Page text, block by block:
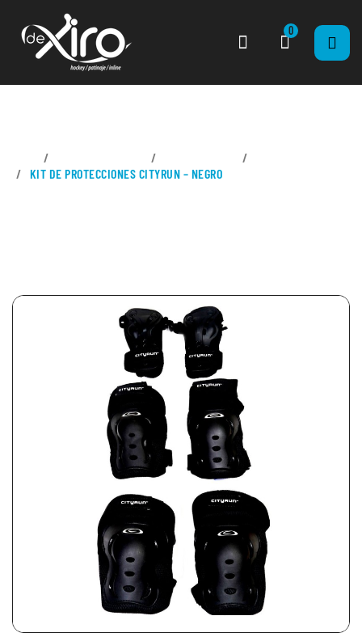
0
KIT DE PROTECCIONES CITYRUN – NEGRO